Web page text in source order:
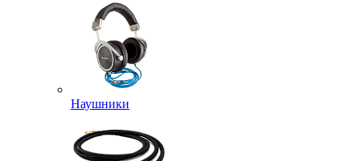
Наушники